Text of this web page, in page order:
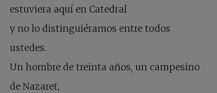
estuviera aquí en Catedral
y no lo distinguiéramos entre todos
ustedes.
Un hombre de treinta años, un campesino
de Nazaret,